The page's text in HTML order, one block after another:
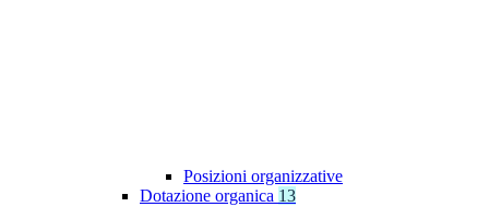
Posizioni organizzative
Dotazione organica 13